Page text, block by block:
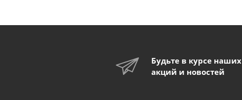
Будьте в курсе наших
акций и новостей